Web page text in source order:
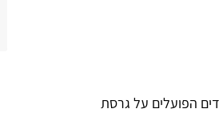
הפועלים על גרסת